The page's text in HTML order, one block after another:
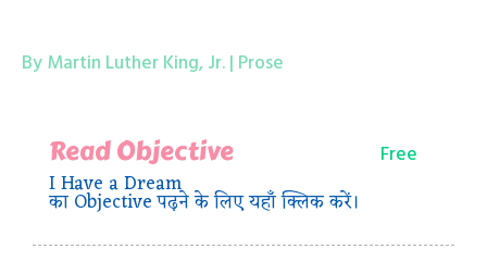
By Martin Luther King, Jr. | Prose
Read Objective
I Have a Dream
का Objective पढ़ने के लिए यहाँ क्लिक करें।
Free